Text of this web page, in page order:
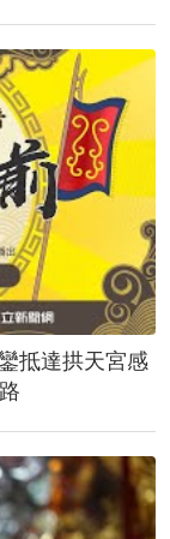
抵達拱天宮感